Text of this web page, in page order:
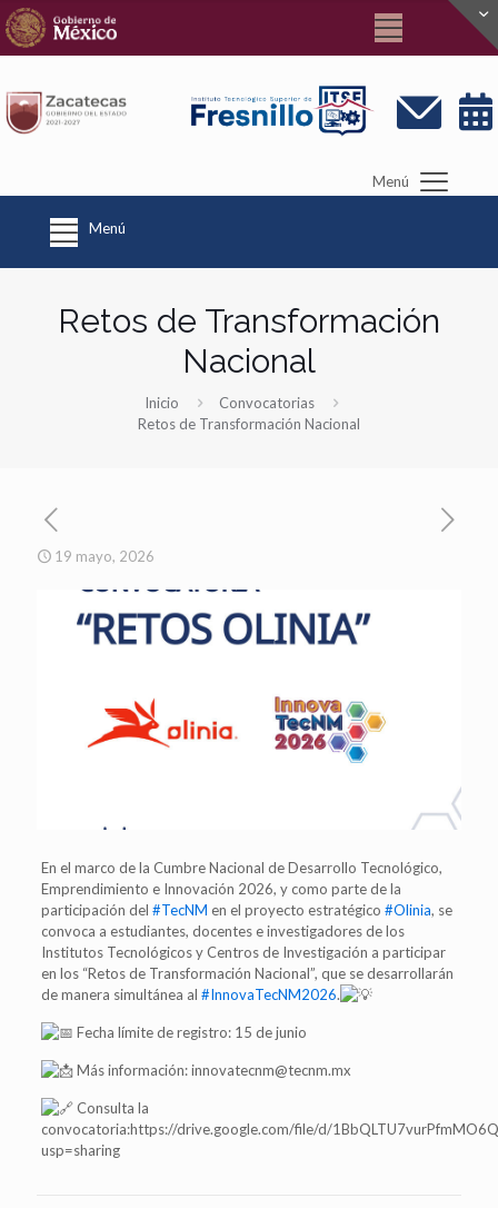
Menú
Menú
Retos de Transformación
Nacional
Inicio
Convocatorias
Retos de Transformación Nacional
19 mayo, 2026
En el marco de la Cumbre Nacional de Desarrollo Tecnológico,
Emprendimiento e Innovación 2026, y como parte de la
participación del #TecNM en el proyecto estratégico #Olinia, se
convoca a estudiantes, docentes e investigadores de los
Institutos Tecnológicos y Centros de Investigación a participar
en los “Retos de Transformación Nacional”, que se desarrollarán
de manera simultánea al #InnovaTecNM2026.
Fecha límite de registro: 15 de junio
Más información: innovatecnm@tecnm.mx
Consulta la
convocatoria:https://drive.google.com/file/d/
usp=sharing